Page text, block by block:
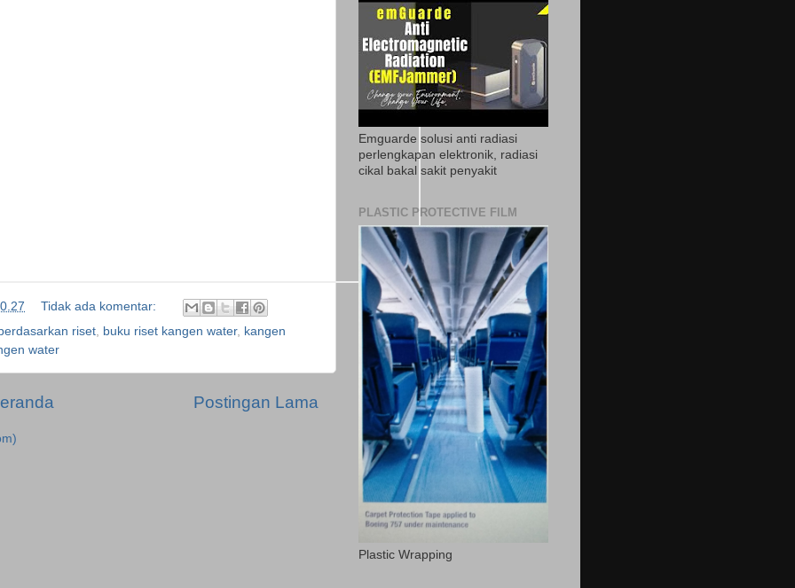
Tidak ada komentar:
riset, buku riset kangen water, kangen
water
Postingan Lama
Emguarde solusi anti radiasi
perlengkapan elektronik, radiasi
cikal bakal sakit penyakit
PLASTIC PROTECTIVE FILM
Plastic Wrapping